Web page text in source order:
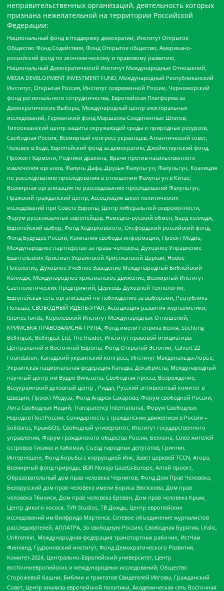
неправительственных организаций, деятельность которых
признана нежелательной на территории Российской
Федерации:
Национальный фонд в поддержку демократии, Институт Открытое
Общество Фонд Содействия, Фонд Открытое общество, Американо-
российский фонд по экономическому и правовому развитию,
Национальный Демократический Институт Международных Отношений,
MEDIA DEVELOPMENT INVESTMENT FUND, Международный Республиканский
Институт, Открытая Россия, Институт современной России, Черноморский
фонд регионального сотрудничества, Европейская Платформа за
Демократические Выборы, Международный центр электоральных
исследований, Германский фонд Маршалла Соединенных Штатов,
Тихоокеанский центр защиты окружающей среды и природных ресурсов,
Свободная Россия, Всемирный конгресс украинцев, Атлантический совет,
Человек в беде, Европейский фонд за демократию, Джеймстаунский фонд,
Прожект Хармони, Родники дракона, Врачи против насильственного
извлечения органов, Фалунь Дафа, Друзья Фалуньгун, Фалуньгун, Коалиция
по расследованию преследования в отношении Фалуньгун в Китае,
Всемирная организация по расследованию преследований Фалуньгун,
Пражский гражданский центр, Ассоциация школ политических
исследований при Совете Европы, Центр либеральной современности,
Форум русскоязычных европейцев, Немецко-русский обмен, Бард колледж,
Европейский выбор, Фонд Ходорковского, Оксфордский российский фонд,
Фонд Будущее России, Компания свободы информации, Проект Медиа,
Международное партнерство за права человека, Духовное Управление
Евангельских Христиан Украинской Христианской Церкви, Новое
Поколение, Духовное Учебное Заведение Международный Библейский
Колледж, Международное христианское движение, Всемирный Институт
Саентологических Предприятий, Церковь Духовной Технологии,
Европейская сеть организаций по наблюдению за выборами, Республика
Польша, СВОБОДНЫЙ ИДЕЛЬ-УРАЛ, Ассоциация развития журналистики,
IStories fonds, Королевский Институт Международных Отношений,
КРИМСЬКА ПРАВОЗАХИСНА ГРУПА, Фонд имени Генриха Бёлля, Stichting
Bellingcat, Bellingcat Ltd, The Insider, Институт правовой инициативы
Центральной и Восточной Европы, Фонд Открытой Эстонии, Calvert 22
Foundation, Канадский украинский конгресс, Институт Макдональда-Лорье,
Украинская национальная федерация Канады, Декабристы, Международный
научный центр им Вудро Вильсона, Свободная пресса, Возрождение,
Всеукраинский духовный центр , Риддл, Русский антивоенный комитет в
Швеции, Проект Медуза, Фонд Андрея Сахарова, Форум свободной России,
Лига Свободных Наций, Transparеncy International, Форум Свободных
Народов ПостРоссии, Солидарность с гражданским движением в России –
Solidarus, КрымSOS, Свободный университет, Институт государственного
управления, Форум гражданского общества Россия, Беллона, Союз жителей
островов Тисима и Хабомаи, Съезд народных депутатов, Гринпис
Интернешнл, Фонд борьбы с коррупцией Инк, Завет церквей TCCN, Агора,
Всемирный фонд природы, BDR Novaja Gazeta-Europe, Алтай проект,
Образовательный дом прав человека Чернигов, Фонд Дом Прав Человека,
Белорусский дом прав человека имени Бориса Звозскова, Дом прав
человека Тбилиси, Дом прав человека Ереван, Дом прав человека Крым,
Центр дикого лосося, TVR Studios, ТВ Дождь, Центр европейских
исследований им Вилфрида Мартенса, Сетевое объединение журналистов
расследователей, АЛЛАТРА, За свободную Россию, Свободная Бурятия, Uralic,
UnKremlin, Международная федерация транспортных рабочих, ИстЧам
Финланд, Гудзоновский институт, Фонд Демократического Развития,
Комитет-2024, Центрально-Европейский университет, Центр
восточноевропейских и международных исследований, Общество
Сторожевой башни, Библии и трактатов Свидетелей Иеговы, Гражданский
Совет, Центр анализа европейской политики, Академическая сеть Восточная